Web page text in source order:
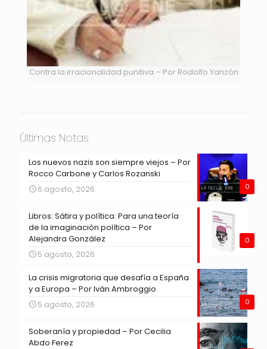
Contra la irracionalidad punitiva – Por Rodolfo Yanzón
Últimas Notas
0
Los nuevos nazis son siempre viejos – Por
Rocco Carbone y Carlos Rozanski
6 agosto, 2026
0
Libros: Sátira y política: Para una teoría
de la imaginación política – Por
Alejandra González
5 agosto, 2026
0
La crisis migratoria que desafía a España
y a Europa – Por Iván Ambroggio
5 agosto, 2026
Soberanía y propiedad – Por Cecilia
Abdo Ferez